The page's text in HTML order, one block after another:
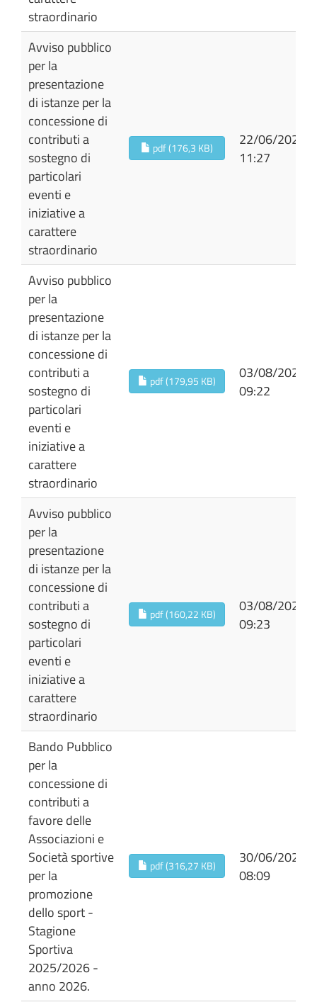
straordinario
Avviso pubblico
per la
presentazione
di istanze per la
concessione di
contributi a
sostegno di
particolari
eventi e
iniziative a
carattere
straordinario
pdf (176,3 KB)
22/06/2026
11:27
Avviso pubblico
per la
presentazione
di istanze per la
concessione di
contributi a
sostegno di
particolari
eventi e
iniziative a
carattere
straordinario
pdf (179,95 KB)
03/08/2026
09:22
Avviso pubblico
per la
presentazione
di istanze per la
concessione di
contributi a
sostegno di
particolari
eventi e
iniziative a
carattere
straordinario
pdf (160,22 KB)
03/08/2026
09:23
Bando Pubblico
per la
concessione di
contributi a
favore delle
Associazioni e
Società sportive
per la
promozione
dello sport -
Stagione
Sportiva
2025/2026 -
anno 2026.
pdf (316,27 KB)
30/06/2026
08:09